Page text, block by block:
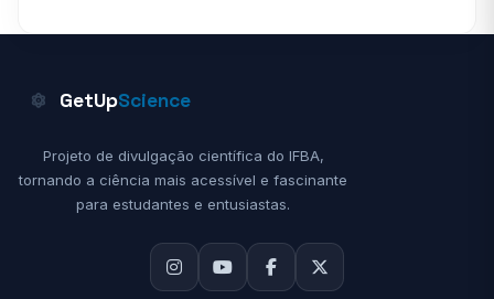
GetUpScience
Projeto de divulgação científica do IFBA,
tornando a ciência mais acessível e fascinante
para estudantes e entusiastas.